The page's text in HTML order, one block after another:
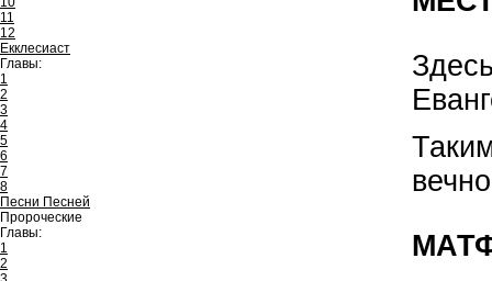
11
12
Екклесиаст
Главы:
1
2
3
4
5
6
7
8
Песни Песней
Пророческие
Главы:
1
2